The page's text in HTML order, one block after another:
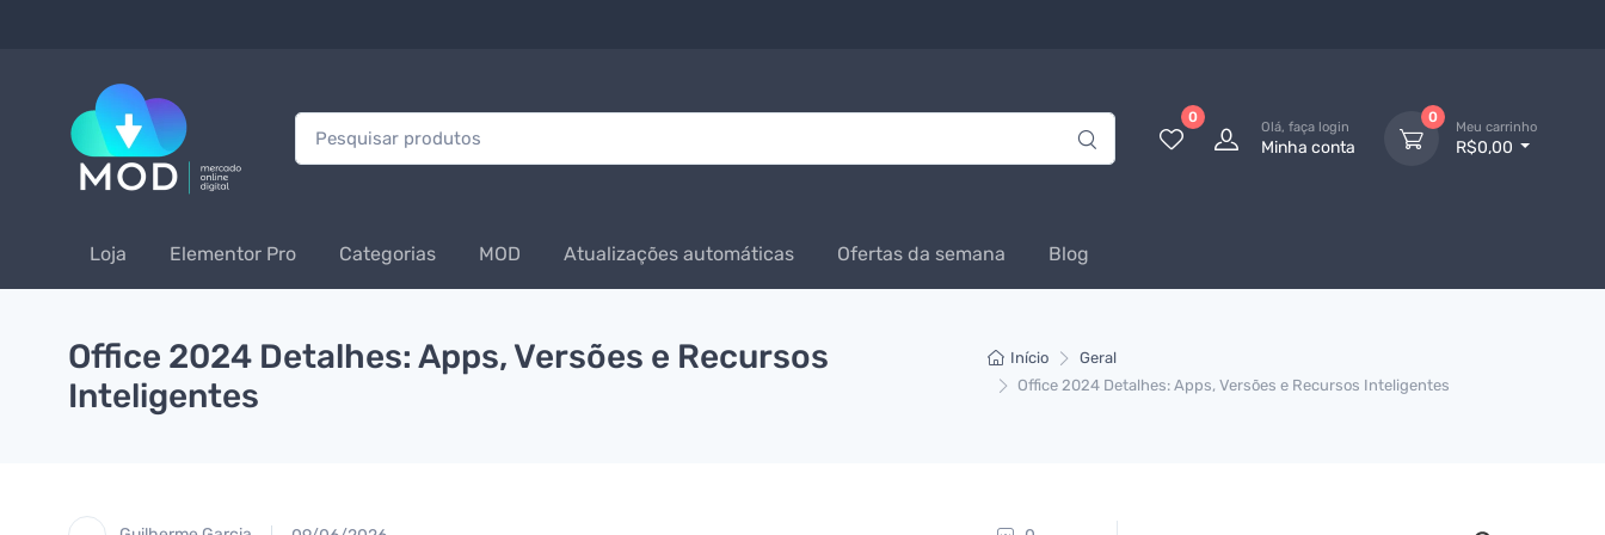
Procurar: 0
Olá, faça login
Minha conta
0
Meu carrinho
R$0,00
Loja Elementor Pro Categorias MOD Atualizações automáticas Ofertas da semana Blog
Início
Geral
Office 2024 Detalhes: Apps, Versões e Recursos Inteligentes
Office 2024 Detalhes: Apps, Versões e Recursos
Inteligentes